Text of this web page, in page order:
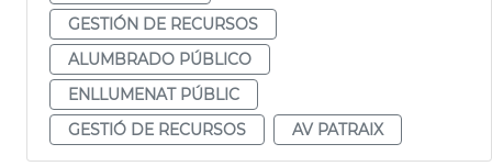
GESTIÓN DE RECURSOS
ALUMBRADO PÚBLICO
ENLLUMENAT PÚBLIC
GESTIÓ DE RECURSOS
AV PATRAIX